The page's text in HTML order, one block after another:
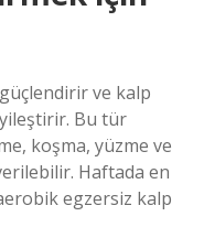
ve kalp
iyileştirir. Bu tür
koşma, yüzme ve
Haftada en
egzersiz kalp